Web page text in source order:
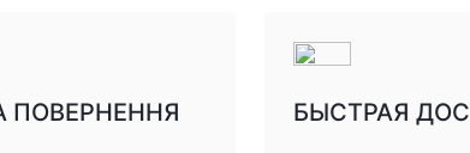
ПОВЕРНЕННЯ БЫСТРАЯ